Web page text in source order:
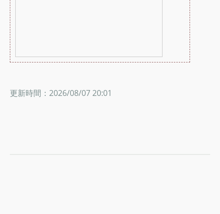
更新時間：2026/08/07 20:01